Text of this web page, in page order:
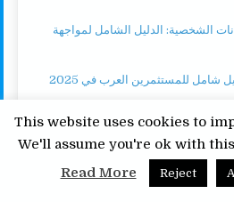
الشخصية: الدليل الشامل لمواجهة
شامل للمستثمرين العرب في 2025
والخوف من
This website uses cookies to
We'll assume you're ok with
Reject
Read More